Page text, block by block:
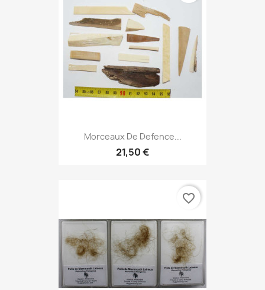
Morceaux De Defence...
21,50 €
favorite_border